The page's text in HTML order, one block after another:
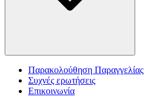
Παρακολούθηση Παραγγελίας
Συχνές ερωτήσεις
Επικοινωνία